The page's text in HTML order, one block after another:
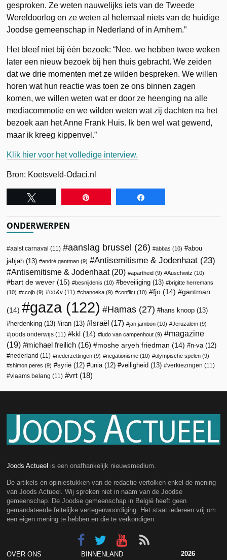
gesproken. Ze weten nauwelijks iets van de Tweede
Wereldoorlog en ze weten al helemaal niets van de huidige
Joodse gemeenschap in Nederland of in Arnhem.”
Het bleef niet bij één bezoek: “Nee, we hebben twee weken
later een nieuw bezoek bij hen thuis gebracht. We zeiden
dat we drie momenten met ze wilden bespreken. We willen
horen wat hun reactie was toen ze ons binnen zagen
komen, we willen weten wat er door ze heenging na alle
mediacommotie en we wilden weten wat zij dachten na het
bezoek aan het Anne Frank Huis. Ik ben wel wat gewend,
maar ik kreeg kippenvel.”
Klik hier voor het volledige interview.
Bron: Koetsveld-Odaci.nl
ONDERWERPEN
aalst carnaval (11) aanslag brussel (26) abbas (10)
abou
jahjah (13) andré gantman (9) Antisemitisme & Jodenhaat (23)
Antisemitisme & Jodenhaat(20) apartheid (9) Auschwitz (10)
bart de wever (15) besnijdenis (10) beveiliging (13)
brigitte herremans
(10)
ccojb (9) cd&v (11) chanoeka (9) conflict (10) fjo (14) gantman
(14) gaza (122) Hamas (27) hans knoop (13)
herdenking (13) iran (13) Israël (17) jan jambon (10) Jeruzalem (9)
joods onderwijs (11) kkl (14) ludo van campenhout (9)
magazine
(19)
michael freilich (16) moshe aryeh friedman (14) n-va (12)
nederland (11) nederzettingen (9) negationisme (10) olympische spelen (9)
shimon peres (9) syrië (12) unia (12) veiligheid (13) verkiezingen (11)
vlaams belang (11) vrt (18)
Joods Actueel is een onafhankelijk nieuwsmedium.
De artikels en opiniestukken van de redactie vertolken enkel de mening
van Joods Actueel. Wij spreken niet in naam van de Joodse
gemeenschap. De Joodse gemeenschap in België heeft geen
gemandateerde feitelijke vertegenwoordiging. Het staat iedereen vrij om
een eigen mening te hebben en die te verkondigen.
OVER ONS BINNENLAND 2026